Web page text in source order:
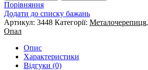
Порівняння
Додати до списку бажань
Артикул: 3448 Категорії: Металочерепиця,
Опал
Опис
Характеристики
Відгуки (0)